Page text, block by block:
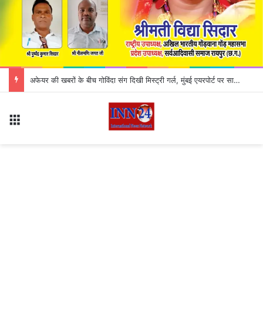
अफेयर की खबरों के बीच गोविंदा संग दिखी मिस्ट्री गर्ल, मुंबई एयरपोर्ट पर साथ-साथ चलते आए नजर